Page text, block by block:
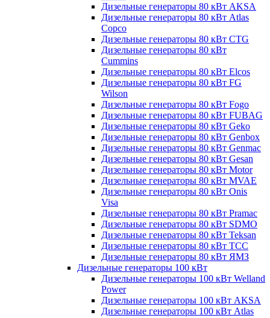
Дизельные генераторы 80 кВт AKSA
Дизельные генераторы 80 кВт Atlas
Copco
Дизельные генераторы 80 кВт CTG
Дизельные генераторы 80 кВт
Cummins
Дизельные генераторы 80 кВт Elcos
Дизельные генераторы 80 кВт FG
Wilson
Дизельные генераторы 80 кВт Fogo
Дизельные генераторы 80 кВт FUBAG
Дизельные генераторы 80 кВт Geko
Дизельные генераторы 80 кВт Genbox
Дизельные генераторы 80 кВт Genmac
Дизельные генераторы 80 кВт Gesan
Дизельные генераторы 80 кВт Motor
Дизельные генераторы 80 кВт MVAE
Дизельные генераторы 80 кВт Onis
Visa
Дизельные генераторы 80 кВт Pramac
Дизельные генераторы 80 кВт SDMO
Дизельные генераторы 80 кВт Teksan
Дизельные генераторы 80 кВт ТСС
Дизельные генераторы 80 кВт ЯМЗ
Дизельные генераторы 100 кВт
Дизельные генераторы 100 кВт Welland
Power
Дизельные генераторы 100 кВт AKSA
Дизельные генераторы 100 кВт Atlas